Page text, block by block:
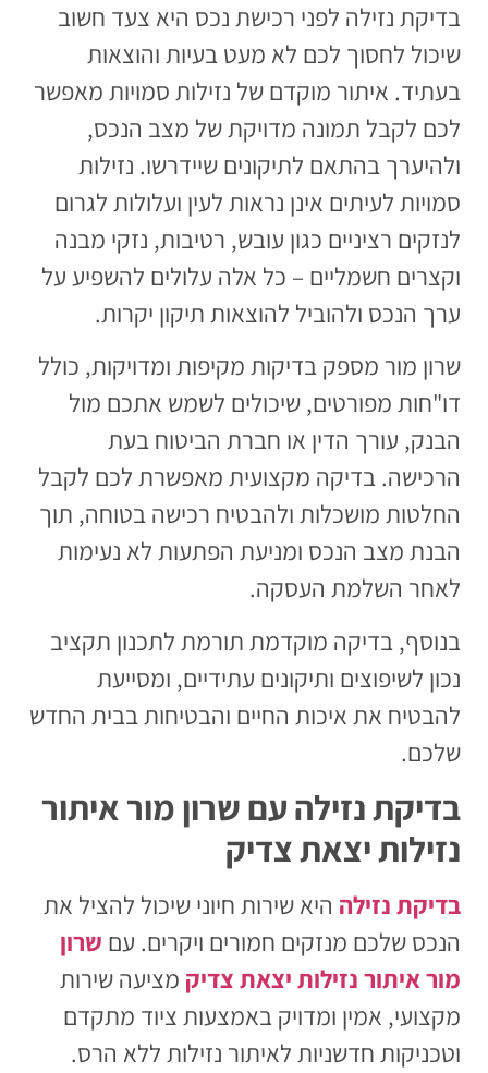
בדיקת נזילה לפני רכישת נכס היא צעד חשוב
שיכול לחסוך לכם לא מעט בעיות והוצאות
בעתיד. איתור מוקדם של נזילות סמויות מאפשר
לכם לקבל תמונה מדויקת של מצב הנכס,
ולהיערך בהתאם לתיקונים שיידרשו. נזילות
סמויות לעיתים אינן נראות לעין ועלולות לגרום
לנזקים רציניים כגון עובש, רטיבות, נזקי מבנה
וקצרים חשמליים – כל אלה עלולים להשפיע על
ערך הנכס ולהוביל להוצאות תיקון יקרות.
שרון מור מספק בדיקות מקיפות ומדויקות, כולל
דו"חות מפורטים, שיכולים לשמש אתכם מול
הבנק, עורך הדין או חברת הביטוח בעת
הרכישה. בדיקה מקצועית מאפשרת לכם לקבל
החלטות מושכלות ולהבטיח רכישה בטוחה, תוך
הבנת מצב הנכס ומניעת הפתעות לא נעימות
לאחר השלמת העסקה.
בנוסף, בדיקה מוקדמת תורמת לתכנון תקציב
נכון לשיפוצים ותיקונים עתידיים, ומסייעת
להבטיח את איכות החיים והבטיחות בבית החדש
שלכם.
בדיקת נזילה עם שרון מור איתור
נזילות יצאת צדיק
בדיקת נזילה היא שירות חיוני שיכול להציל את
הנכס שלכם מנזקים חמורים ויקרים. עם שרון
מור איתור נזילות יצאת צדיק מציעה שירות
מקצועי, אמין ומדויק באמצעות ציוד מתקדם
וטכניקות חדשניות לאיתור נזילות ללא הרס.